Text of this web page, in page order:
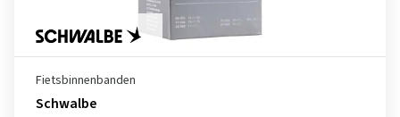
Fietsbinnenbanden
Schwalbe